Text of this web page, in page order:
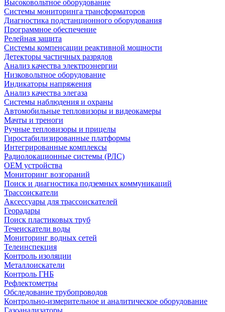
Высоковольтное оборудование
Системы мониторинга трансформаторов
Диагностика подстанционного оборудования
Программное обеспечение
Релейная защита
Системы компенсации реактивной мощности
Детекторы частичных разрядов
Анализ качества электроэнергии
Низковольтное оборудование
Индикаторы напряжения
Анализ качества элегаза
Системы наблюдения и охраны
Автомобильные тепловизоры и видеокамеры
Мачты и треноги
Ручные тепловизоры и прицелы
Гиростабилизированные платформы
Интегрированные комплексы
Радиолокационные системы (РЛС)
OEM устройства
Мониторинг возгораний
Поиск и диагностика подземных коммуникаций
Трассоискатели
Аксессуары для трассоискателей
Георадары
Поиск пластиковых труб
Течеискатели воды
Мониторинг водных сетей
Телеинспекция
Контроль изоляции
Металлоискатели
Контроль ГНБ
Рефлектометры
Обследование трубопроводов
Контрольно-измерительное и аналитическое оборудование
Газоанализаторы